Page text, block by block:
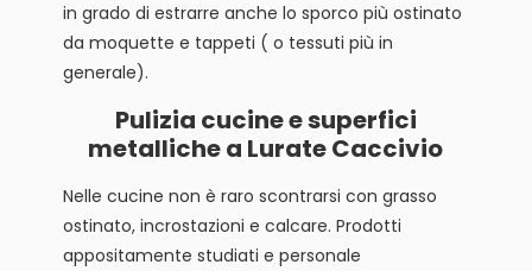
in grado di estrarre anche lo sporco più ostinato
da moquette e tappeti ( o tessuti più in
generale).
Pulizia cucine e superfici
metalliche a Lurate Caccivio
Nelle cucine non è raro scontrarsi con grasso
ostinato, incrostazioni e calcare. Prodotti
appositamente studiati e personale